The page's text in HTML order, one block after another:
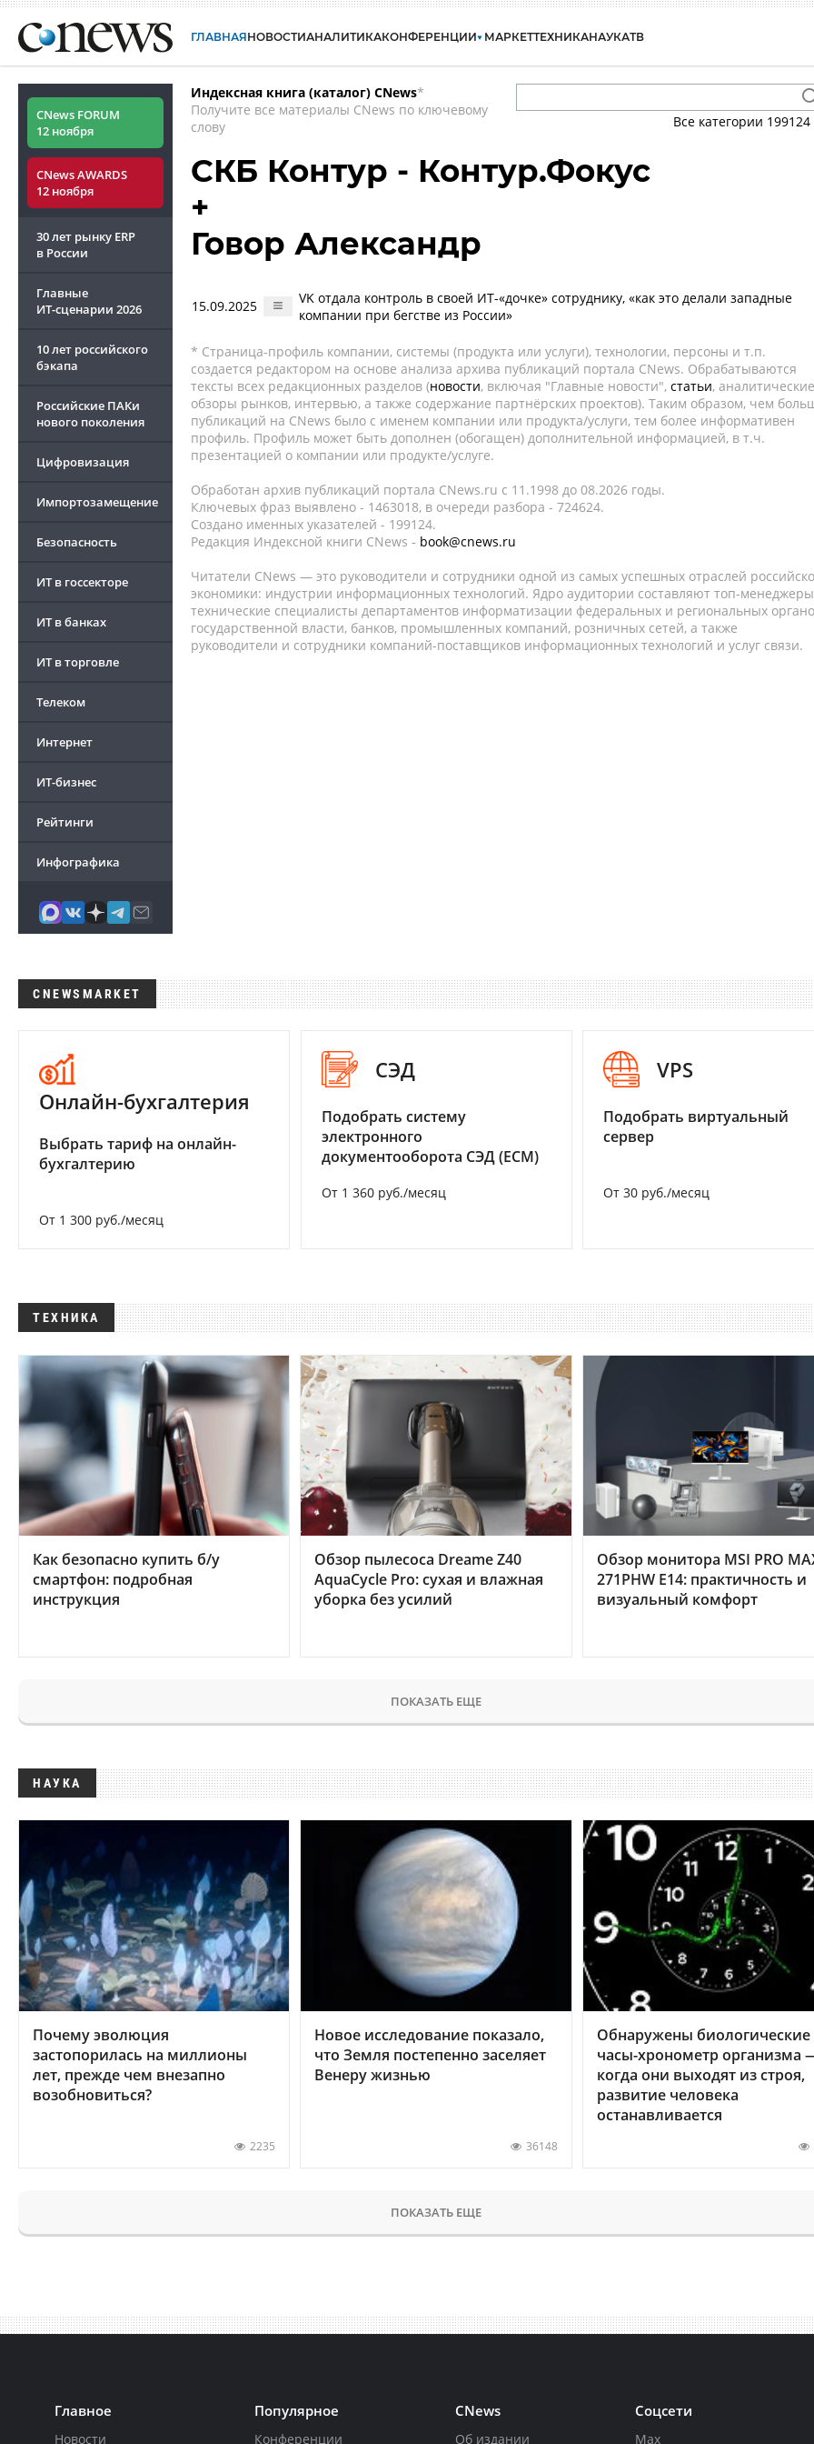
ГЛАВНАЯНОВОСТИАНАЛИТИКАКОНФЕРЕНЦИИ МАРКЕТТЕХНИКАНАУКАТВ
CNews FORUM
12 ноября
CNews AWARDS
12 ноября
30 лет рынку ERP
в России
Главные
ИТ-сценарии 2026
10 лет российского
бэкапа
Российские ПАКи
нового поколения
Цифровизация
Импортозамещение
Безопасность
ИТ в госсекторе
ИТ в банках
ИТ в торговле
Телеком
Интернет
ИТ-бизнес
Рейтинги
Инфографика
Индексная книга (каталог) CNews*
Получите все материалы CNews по ключевому
слову
Все категории 199124
СКБ Контур - Контур.Фокус
+
Говор Александр
15.09.2025
VK отдала контроль в своей ИТ-«дочке» сотруднику, «как это делали западные
компании при бегстве из России»
* Страница-профиль компании, системы (продукта или услуги), технологии, персоны и т.п.
создается редактором на основе анализа архива публикаций портала CNews. Обрабатываются
тексты всех редакционных разделов (новости, включая "Главные новости", статьи, аналитические
обзоры рынков, интервью, а также содержание партнёрских проектов). Таким образом, чем
публикаций на CNews было с именем компании или продукта/услуги, тем более информативен
профиль. Профиль может быть дополнен (обогащен) дополнительной информацией, в т.ч.
презентацией о компании или продукте/услуге.
Обработан архив публикаций портала CNews.ru c 11.1998 до 08.2026 годы.
Ключевых фраз выявлено - 1463018, в очереди разбора - 724624.
Создано именных указателей - 199124.
Редакция Индексной книги CNews - book@cnews.ru
Читатели CNews — это руководители и сотрудники одной из самых успешных отраслей
экономики: индустрии информационных технологий. Ядро аудитории составляют топ-
технические специалисты департаментов информатизации федеральных и региональных
государственной власти, банков, промышленных компаний, розничных сетей, а также
руководители и сотрудники компаний-поставщиков информационных технологий и услуг связи.
CNEWSMARKET
Онлайн-бухгалтерия
Выбрать тариф на онлайн-
бухгалтерию
От 1 300 руб./месяц
СЭД
Подобрать систему
электронного
документооборота СЭД (ECM)
От 1 360 руб./месяц
VPS
Подобрать виртуальный
сервер
От 30 руб./месяц
ТЕХНИКА
Как безопасно купить б/у
смартфон: подробная
инструкция
Обзор пылесоса Dreame Z40
AquaCycle Pro: сухая и влажная
уборка без усилий
Обзор монитора MSI PRO
271PHW E14: практичность и
визуальный комфорт
ПОКАЗАТЬ ЕЩЕ
НАУКА
Почему эволюция
застопорилась на миллионы
лет, прежде чем внезапно
возобновиться?
2235
Новое исследование показало,
что Земля постепенно заселяет
Венеру жизнью
36148
Обнаружены биологические
часы-хронометр организма
когда они выходят из строя,
развитие человека
останавливается
ПОКАЗАТЬ ЕЩЕ
Главное
Новости
Популярное
Конференции
CNews
Об издании
Соцсети
Max